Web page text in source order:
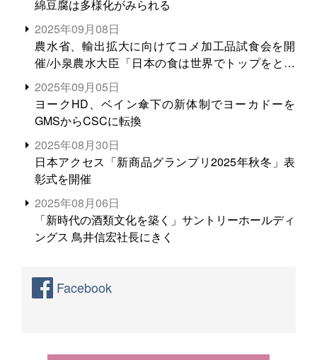
綿豆腐は多様化がみられる
2025年09月08日
農水省、輸出拡大に向けてコメ加工品試食会を開
催/小泉農水大臣「日本の食は世界でトップをとれ
る。米増産に向けて、米輸出需要の拡大を」
2025年09月05日
ヨークHD、ベイン傘下の新体制でヨーカドーを
GMSからCSCに転換
2025年08月30日
日本アクセス「新商品グランプリ2025年秋冬」表
彰式を開催
2025年08月06日
「新時代の酒類文化を築く」サントリーホールディ
ングス 鳥井信宏社長にきく
Facebook